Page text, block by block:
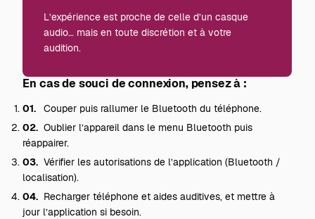
L’expérience est proche de celle d’un casque
audio… mais en toute discrétion et à votre
audition.
En cas de souci de connexion, pensez à :
Couper puis rallumer le Bluetooth du téléphone.
Oublier l’appareil dans le menu Bluetooth puis
réappairer.
Vérifier les autorisations de l’application (Bluetooth /
localisation).
Recharger téléphone et aides auditives, et mettre à
jour l’application si besoin.